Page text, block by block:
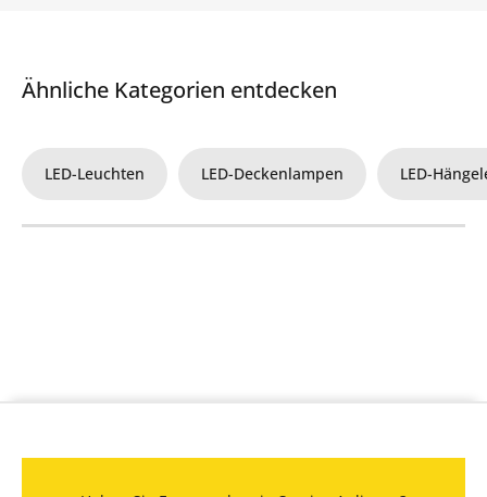
Ähnliche Kategorien entdecken
LED-Leuchten LED-Deckenlampen LED-